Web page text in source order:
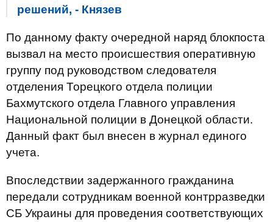
решений, - Князев
По данному факту очередной наряд блокпоста
вызвал на место происшествия оперативную
группу под руководством следователя
отделения Торецкого отдела полиции
Бахмутского отдела Главного управления
Национальной полиции в Донецкой области.
Данный факт был внесен в журнал единого
учета.
Впоследствии задержанного гражданина
передали сотрудникам военной контрразведки
СБ Украины для проведения соответствующих